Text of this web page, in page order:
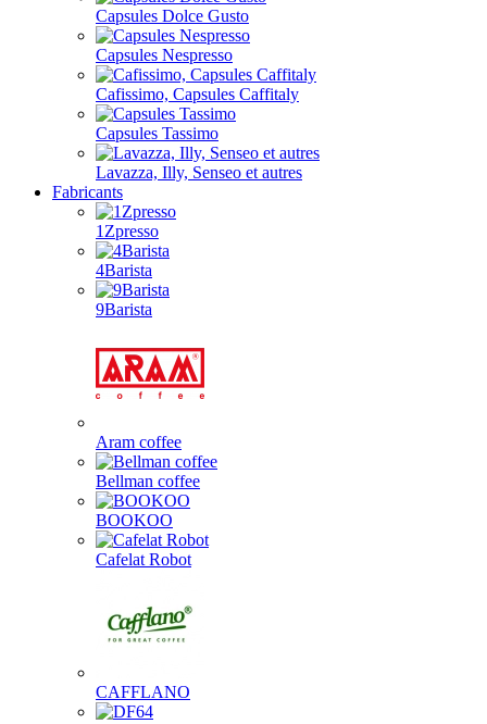
Capsules Dolce Gusto
Capsules Nespresso
Cafissimo, Capsules Caffitaly
Capsules Tassimo
Lavazza, Illy, Senseo et autres
Fabricants
1Zpresso
4Barista
9Barista
Aram coffee
Bellman coffee
BOOKOO
Cafelat Robot
CAFFLANO